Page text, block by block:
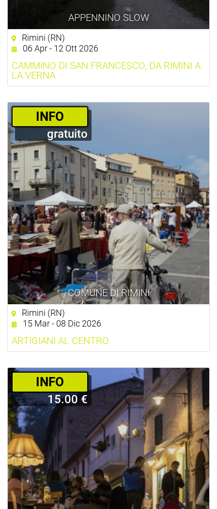
APPENNINO SLOW
Rimini (RN)
06 Apr - 12 Ott 2026
CAMMINO DI SAN FRANCESCO, DA RIMINI A
LA VERNA
COMUNE DI RIMINI
­INFO
gratuito
Rimini (RN)
15 Mar - 08 Dic 2026
ARTIGIANI AL CENTRO
­INFO
15.00 €